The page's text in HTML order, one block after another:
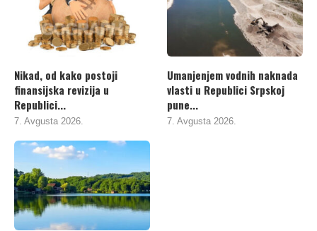
Nikad, od kako postoji
finansijska revizija u
Republici...
7. Avgusta 2026.
Umanjenjem vodnih naknada
vlasti u Republici Srpskoj
pune...
7. Avgusta 2026.